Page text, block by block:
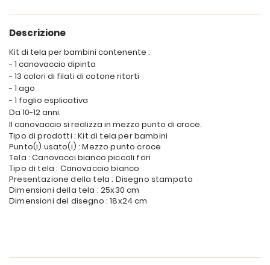
Descrizione
Kit di tela per bambini contenente :
- 1 canovaccio dipinta
- 13 colori di filati di cotone ritorti
- 1 ago
- 1 foglio esplicativa
Da 10-12 anni.
Il canovaccio si realizza in mezzo punto di croce.
Tipo di prodotti : Kit di tela per bambini
Punto(i) usato(i) : Mezzo punto croce
Tela : Canovacci bianco piccoli fori
Tipo di tela : Canovaccio bianco
Presentazione della tela : Disegno stampato
Dimensioni della tela : 25x30 cm
Dimensioni del disegno : 18x24 cm